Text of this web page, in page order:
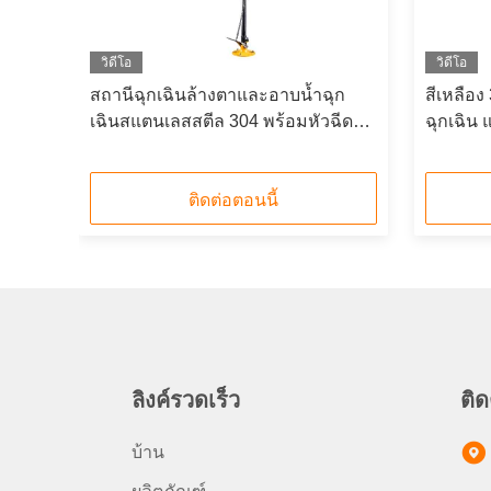
วิดีโอ
สถานีฉุกเฉินล้างตาและอาบน้ำฉุก
เฉินสแตนเลสสตีล 304 พร้อมหัวฉีดคู่
ติดต่อตอนนี้
วิดีโอ
สีเหลือ
ฉุกเฉิน
ลิงค์รวดเร็ว
บ้าน
ติด